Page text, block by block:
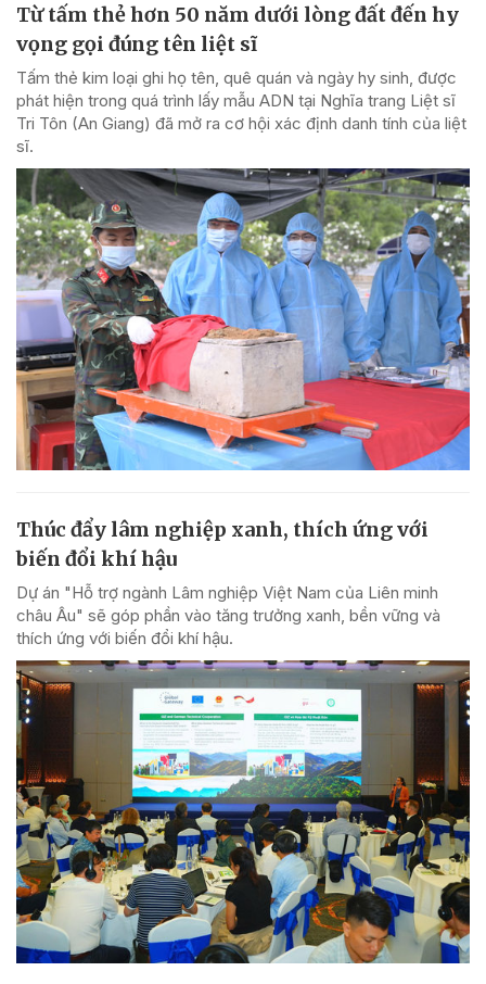
Từ tấm thẻ hơn 50 năm dưới lòng đất đến hy
vọng gọi đúng tên liệt sĩ
Tấm thẻ kim loại ghi họ tên, quê quán và ngày hy sinh, được
phát hiện trong quá trình lấy mẫu ADN tại Nghĩa trang Liệt sĩ
Tri Tôn (An Giang) đã mở ra cơ hội xác định danh tính của liệt
sĩ.
Thúc đẩy lâm nghiệp xanh, thích ứng với
biến đổi khí hậu
Dự án "Hỗ trợ ngành Lâm nghiệp Việt Nam của Liên minh
châu Âu" sẽ góp phần vào tăng trưởng xanh, bền vững và
thích ứng với biến đổi khí hậu.